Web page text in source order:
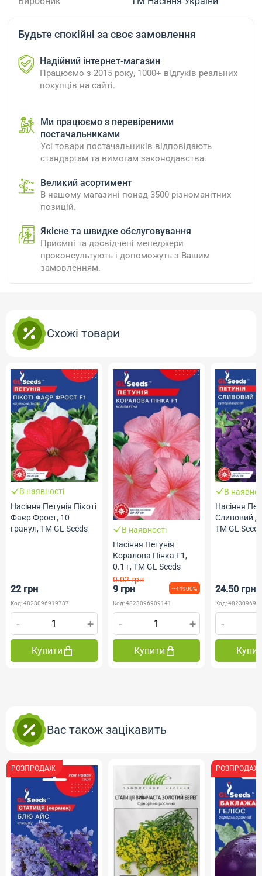
Будьте спокійні за своє замовлення
Надійний інтернет-магазин
Працюємо з 2015 року, 1000+ відгуків реальних
покупців на сайті.
Ми працюємо з перевіреними
постачальниками
Усі товари постачальників відповідають
стандартам та вимогам законодавства.
Великий асортимент
В нашому магазині понад 3500 різноманітних
позицій.
Якісне та швидке обслуговування
Приємні та досвідчені менеджери
проконсультують і допоможуть з Вашим
замовленням.
Схожі товари
В наявності
Насіння Петунія Пікоті
Фаєр Фрост, 10
гранул, ТМ GL Seeds
22 грн
Код: 4823096919737
- +
Купити
В наявності
Насіння Петунія
Коралова Пінка F1,
0.1 г, ТМ GL Seeds
0.02 грн
9 грн --44900%
Код: 4823096909141
- +
Купити
В
Насіння
Сливовий
ТМ GL
24.50 грн
Код:
-
Вас також зацікавить
РОЗПРОДАЖ РОЗПРОДАЖ